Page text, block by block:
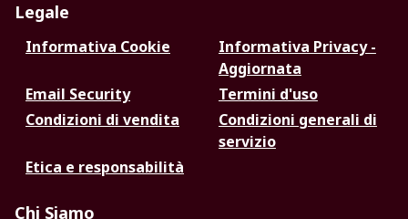
Legale
Informativa Cookie
Informativa Privacy -
Aggiornata
Email Security
Termini d'uso
Condizioni di vendita
Condizioni generali di
servizio
Etica e responsabilità
Chi Siamo